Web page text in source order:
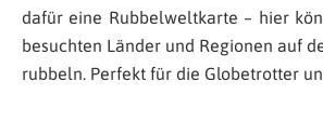
dafür eine Rubbelweltkarte – hier
besuchten Länder und Regionen auf
rubbeln. Perfekt für die Globetrotter